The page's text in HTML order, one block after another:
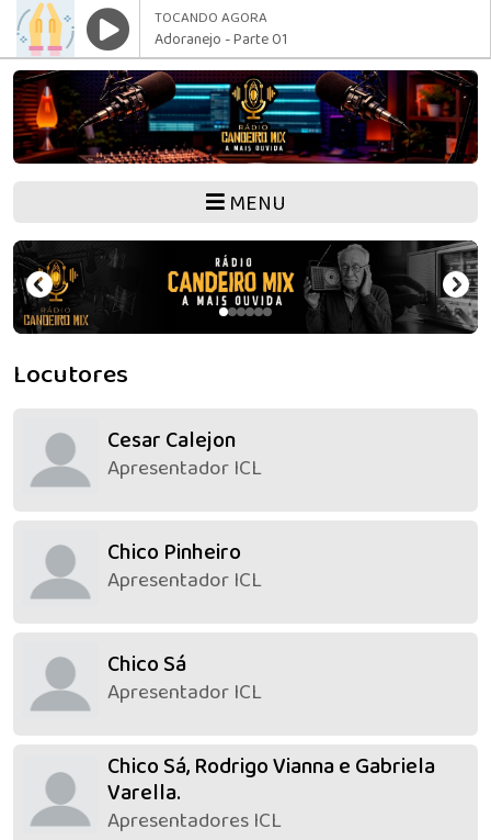
TOCANDO AGORA
Adoranejo - Parte 01
MENU
Locutores
Cesar Calejon
Apresentador ICL
Chico Pinheiro
Apresentador ICL
Chico Sá
Apresentador ICL
Chico Sá, Rodrigo Vianna e Gabriela
Varella.
Apresentadores ICL